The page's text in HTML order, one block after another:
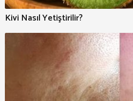
Kivi Nasıl Yetiştirilir?